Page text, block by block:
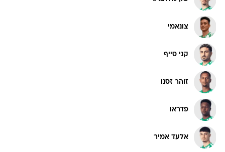
צונאמי
קני סייף
זוהר זסנו
פדראו
אלעד אמיר